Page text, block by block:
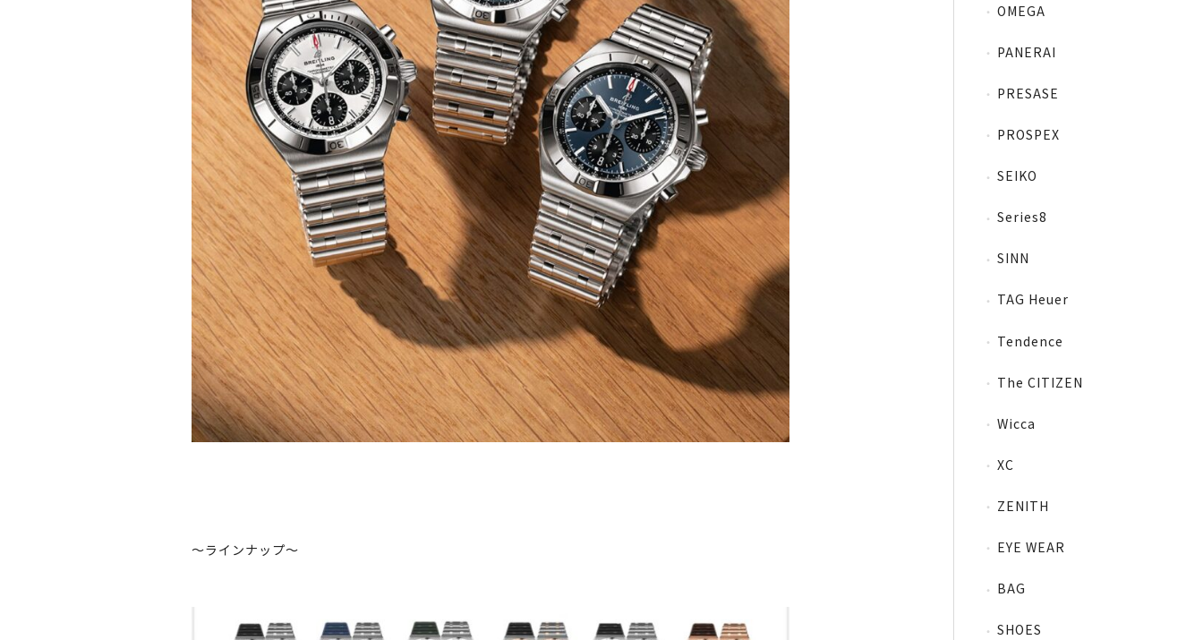
〜ラインナップ〜
OMEGA
PANERAI
PRESASE
PROSPEX
SEIKO
Series8
SINN
TAG Heuer
Tendence
The CITIZEN
Wicca
XC
ZENITH
EYE WEAR
BAG
SHOES